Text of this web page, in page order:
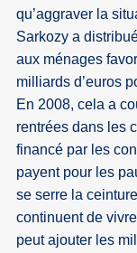
qu’aggraver la
Sarkozy a
aux ménages
milliards d’euros
En 2008, cela a
rentrées dans les
financé par les
payent pour les
se serre la
continuent de
peut ajouter les